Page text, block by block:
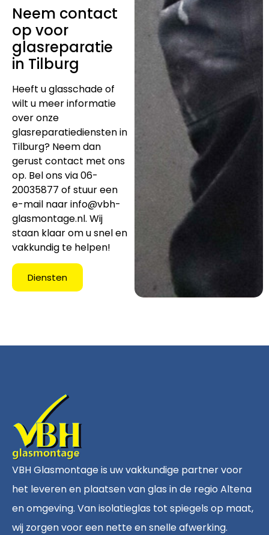
Neem contact
op voor
glasreparatie
in Tilburg
Heeft u glasschade of
wilt u meer informatie
over onze
glasreparatiediensten in
Tilburg? Neem dan
gerust contact met ons
op. Bel ons via 06-
20035877 of stuur een
e-mail naarinfo@vbh-
glasmontage.nl. Wij
staan klaar om u snel en
vakkundig te helpen!
Diensten
VBH Glasmontage is uw vakkundige partner voor
het leveren en plaatsen van glas in de regio Altena
en omgeving. Van isolatieglas tot spiegels op maat,
wij zorgen voor een nette en snelle afwerking.